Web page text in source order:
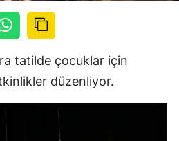
tatilde çocuklar için
düzenliyor.